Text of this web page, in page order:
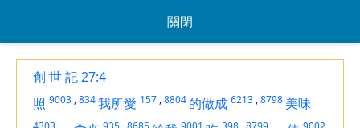
關閉
創 世 記 27:4
照 9003 ,834我所愛 157 ,8804 的做成 6213 ,8798 美味